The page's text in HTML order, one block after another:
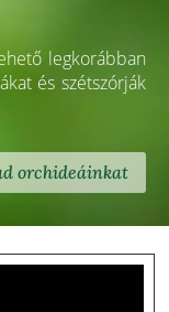
legkorábban
és szétszórják
orchideáinkat